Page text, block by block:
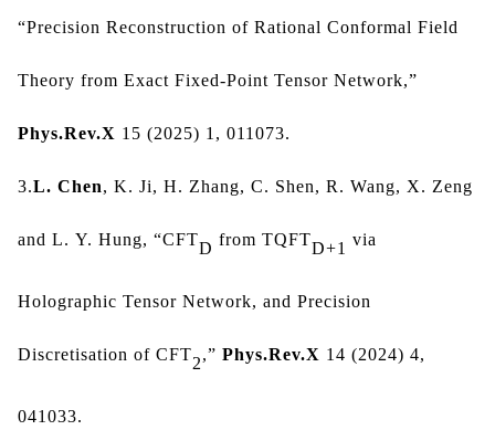
“Precision Reconstruction of Rational Conformal Field
Phys.Rev.X 15 (2025) 1, 011073.
3.L. Chen, K. Ji, H. Zhang, C. Shen, R. Wang, X. Zeng
and L. Y. Hung, “CFTD from TQFTD+1 via
Holographic Tensor Network, and Precision
Discretisation of CFT2,” Phys.Rev.X 14 (2024) 4,
041033.